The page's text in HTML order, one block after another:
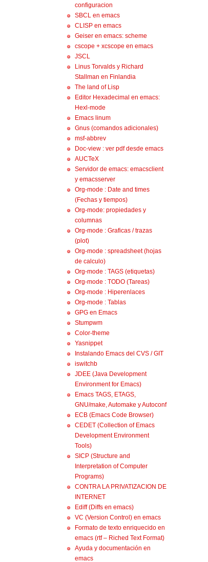
configuracion
SBCL en emacs
CLISP en emacs
Geiser en emacs: scheme
cscope + xcscope en emacs
JSCL
Linus Torvalds y Richard
Stallman en Finlandia
The land of Lisp
Editor Hexadecimal en emacs:
Hexl-mode
Emacs linum
Gnus (comandos adicionales)
msf-abbrev
Doc-view : ver pdf desde emacs
AUCTeX
Servidor de emacs: emacsclient
y emacsserver
Org-mode : Date and times
(Fechas y tiempos)
Org-mode: propiedades y
columnas
Org-mode : Graficas / trazas
(plot)
Org-mode : spreadsheet (hojas
de calculo)
Org-mode : TAGS (etiquetas)
Org-mode : TODO (Tareas)
Org-mode : Hiperenlaces
Org-mode : Tablas
GPG en Emacs
Stumpwm
Color-theme
Yasnippet
Instalando Emacs del CVS / GIT
iswitchb
JDEE (Java Development
Environment for Emacs)
Emacs TAGS, ETAGS,
GNU/make, Automake y Autoconf
ECB (Emacs Code Browser)
CEDET (Collection of Emacs
Development Environment
Tools)
SICP (Structure and
Interpretation of Computer
Programs)
CONTRA LA PRIVATIZACION DE
INTERNET
Ediff (Diffs en emacs)
VC (Version Control) en emacs
Formato de texto enriquecido en
emacs (rtf – Riched Text Format)
Ayuda y documentación en
emacs